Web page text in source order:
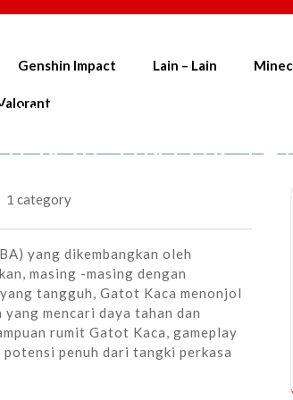
Genshin Impact Lain – Lain
KACA: PANDUAN
UNTUK
MOBILE
1 category
yang dikembangkan oleh
masing -masing dengan
tangguh, Gatot Kaca menonjol
mencari daya tahan dan
rumit Gatot Kaca, gameplay
penuh dari tangki perkasa